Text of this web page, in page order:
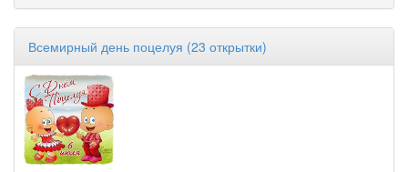
Всемирный день поцелуя (23 открытки)